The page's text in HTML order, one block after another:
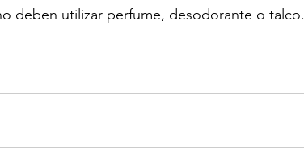
deben utilizar perfume, desodorante o talco.